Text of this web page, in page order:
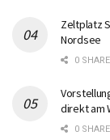
Zeltplatz
Nordsee
0
direkt am
0